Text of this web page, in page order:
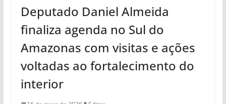
Deputado Daniel Almeida
finaliza agenda no Sul do
Amazonas com visitas e ações
voltadas ao fortalecimento do
interior